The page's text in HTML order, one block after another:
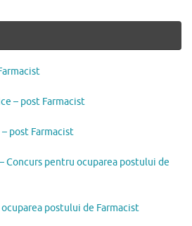
– post Farmacist
post Farmacist
Concurs pentru ocuparea postului de
postului de Farmacist